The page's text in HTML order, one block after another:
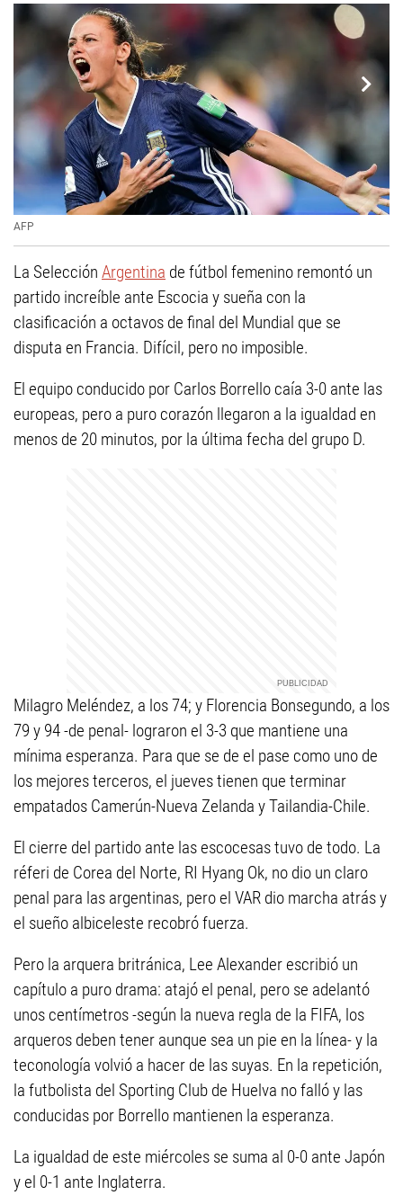
AFP
La Selección Argentina de fútbol femenino remontó un
partido increíble ante Escocia y sueña con la
clasificación a octavos de final del Mundial que se
disputa en Francia. Difícil, pero no imposible.
El equipo conducido por Carlos Borrello caía 3-0 ante las
europeas, pero a puro corazón llegaron a la igualdad en
menos de 20 minutos, por la última fecha del grupo D.
Milagro Meléndez, a los 74; y Florencia Bonsegundo, a los
79 y 94 -de penal- lograron el 3-3 que mantiene una
mínima esperanza. Para que se de el pase como uno de
los mejores terceros, el jueves tienen que terminar
empatados Camerún-Nueva Zelanda y Tailandia-Chile.
El cierre del partido ante las escocesas tuvo de todo. La
réferi de Corea del Norte, RI Hyang Ok, no dio un claro
penal para las argentinas, pero el VAR dio marcha atrás y
el sueño albiceleste recobró fuerza.
Pero la arquera britránica, Lee Alexander escribió un
capítulo a puro drama: atajó el penal, pero se adelantó
unos centímetros -según la nueva regla de la FIFA, los
arqueros deben tener aunque sea un pie en la línea- y la
teconología volvió a hacer de las suyas. En la repetición,
la futbolista del Sporting Club de Huelva no falló y las
conducidas por Borrello mantienen la esperanza.
La igualdad de este miércoles se suma al 0-0 ante Japón
y el 0-1 ante Inglaterra.